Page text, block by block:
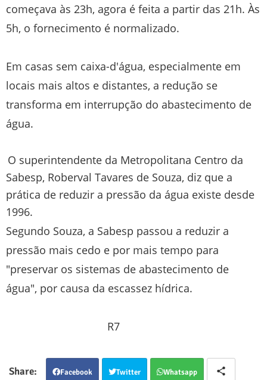
começava às 23h, agora é feita a partir das 21h. Às
5h, o fornecimento é normalizado.
Em casas sem caixa-d'água, especialmente em
locais mais altos e distantes, a redução se
transforma em interrupção do abastecimento de
água.
O superintendente da Metropolitana Centro da
Sabesp, Roberval Tavares de Souza, diz que a
prática de reduzir a pressão da água existe desde
1996.
Segundo Souza, a Sabesp passou a reduzir a
pressão mais cedo e por mais tempo para
"preservar os sistemas de abastecimento de
água", por causa da escassez hídrica.
R7
Facebook Twitter Whatsapp